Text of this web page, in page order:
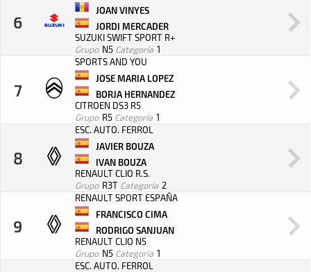
6
JOAN VINYES
JORDI MERCADER
SUZUKI SWIFT SPORT R+
Grupo N5 Categoría 1
7
SPORTS AND YOU
JOSE MARIA LOPEZ
BORJA HERNANDEZ
CITROEN DS3 R5
Grupo R5 Categoría 1
8
ESC. AUTO. FERROL
JAVIER BOUZA
IVAN BOUZA
RENAULT CLIO R.S.
Grupo R3T Categoría 2
9
RENAULT SPORT ESPAÑA
FRANCISCO CIMA
RODRIGO SANJUAN
RENAULT CLIO N5
Grupo N5 Categoría 1
ESC. AUTO. FERROL